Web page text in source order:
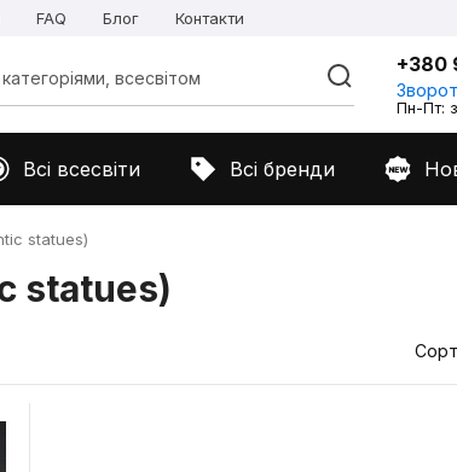
FAQ Блог Контакти
+380
Пн-Пт:
Всі всесвіти Всі бренди
statues)
statues)